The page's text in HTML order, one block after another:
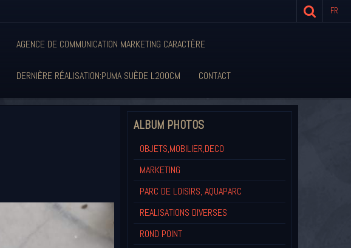
AGENCE DE COMMUNICATION MARKETING CARACTÈRE
DERNIÈRE RÉALISATION:PUMA SUÈDE L200CM CONTACT
FR
ALBUM PHOTOS
OBJETS,MOBILIER,DECO
MARKETING
PARC DE LOISIRS, AQUAPARC
REALISATIONS DIVERSES
ROND POINT